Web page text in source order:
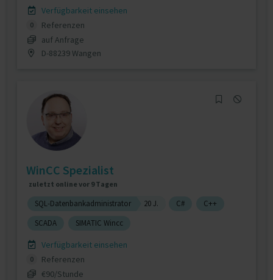
Verfügbarkeit einsehen
0
Referenzen
auf Anfrage
D-88239 Wangen
WinCC Spezialist
zuletzt online vor 9 Tagen
SQL-Datenbankadministrator 20 J. C#
C++
SCADA
SIMATIC Wincc
Verfügbarkeit einsehen
0
Referenzen
€90/Stunde